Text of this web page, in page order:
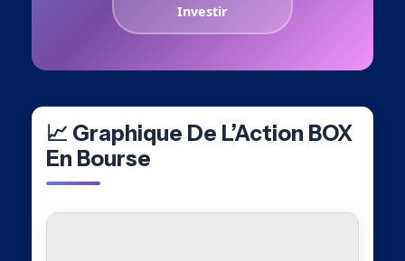
Investir
📈 Graphique De L’Action BOX
En Bourse